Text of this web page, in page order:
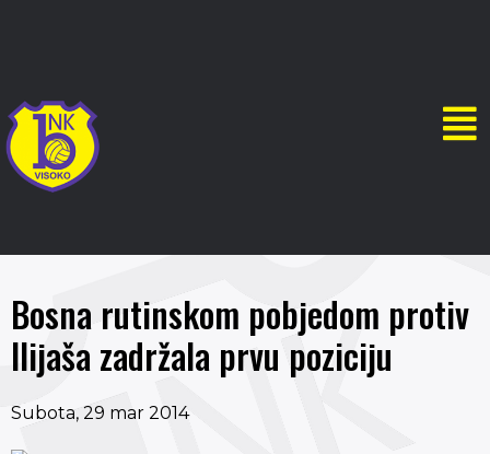
Bosna rutinskom pobjedom protiv
Ilijaša zadržala prvu poziciju
Subota, 29 mar 2014